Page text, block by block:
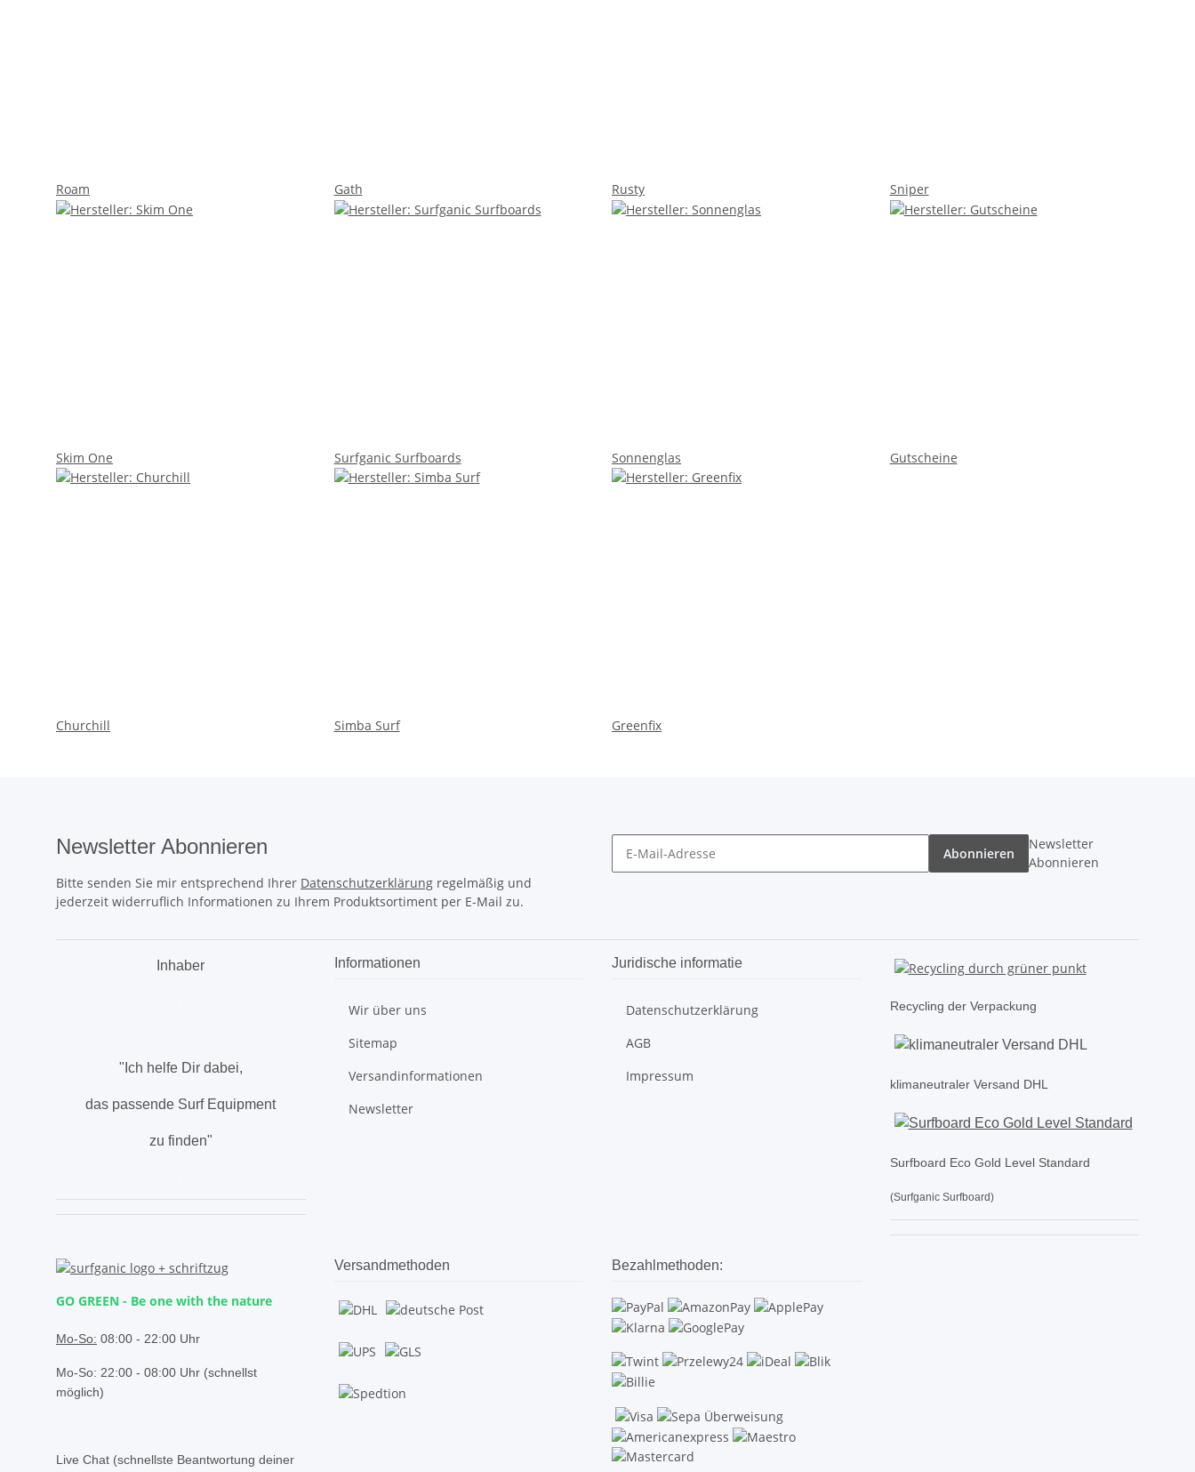
Roam Gath Rusty Sniper
Skim One Surfganic Surfboards Sonnenglas Gutscheine
Churchill Simba Surf Greenfix
Newsletter Abonnieren
Bitte senden Sie mir entsprechend Ihrer Datenschutzerklärung regelmäßig und
jederzeit widerruflich Informationen zu Ihrem Produktsortiment per E-Mail zu.
Abonnieren
Newsletter
Abonnieren
Inhaber
"Ich helfe Dir dabei,
das passende Surf Equipment
zu finden"
Informationen
Wir über uns
Sitemap
Versandinformationen
Newsletter
Juridische informatie
Datenschutzerklärung
AGB
Impressum
Recycling der Verpackung
klimaneutraler Versand DHL
Surfboard Eco Gold Level Standard
(Surfganic Surfboard)
GO GREEN - Be one with the nature
Mo-So: 08:00 - 22:00 Uhr
Mo-So: 22:00 - 08:00 Uhr (schnellst
möglich)
Live Chat (schnellste Beantwortung deiner
Versandmethoden Bezahlmethoden: